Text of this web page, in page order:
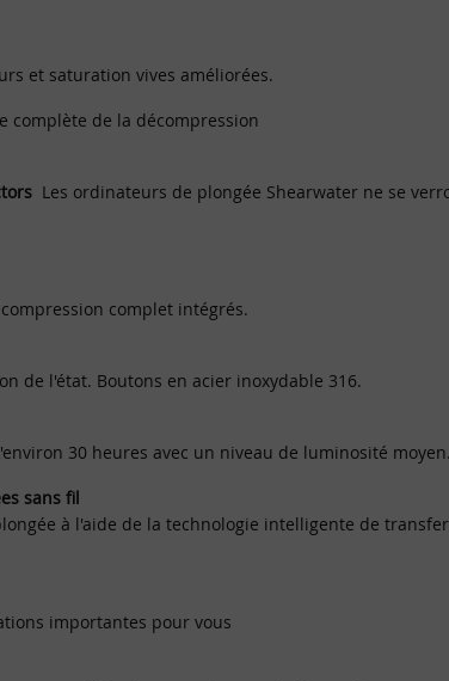
et saturation vives améliorées.
complète de la décompression
Les ordinateurs de plongée Shearwater ne se
complet intégrés.
de l'état. Boutons en acier inoxydable 316.
30 heures avec un niveau de luminosité
sans fil
à l'aide de la technologie intelligente de
importantes pour vous